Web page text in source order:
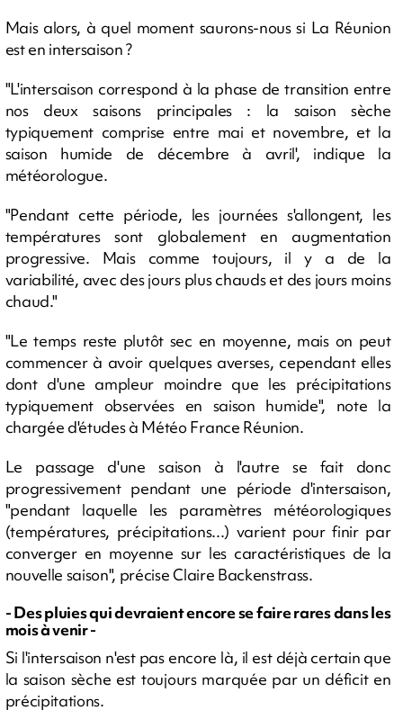
Mais alors, à quel moment saurons-nous si La Réunion
est en intersaison ?
"L'intersaison correspond à la phase de transition entre
nos deux saisons principales : la saison sèche
typiquement comprise entre mai et novembre, et la
saison humide de décembre à avril', indique la
météorologue.
"Pendant cette période, les journées s'allongent, les
températures sont globalement en augmentation
progressive. Mais comme toujours, il y a de la
variabilité, avec des jours plus chauds et des jours moins
chaud."
"Le temps reste plutôt sec en moyenne, mais on peut
commencer à avoir quelques averses, cependant elles
dont d'une ampleur moindre que les précipitations
typiquement observées en saison humide", note la
chargée d'études à Météo France Réunion.
Le passage d'une saison à l'autre se fait donc
progressivement pendant une période d'intersaison,
"pendant laquelle les paramètres météorologiques
(températures, précipitations...) varient pour finir par
converger en moyenne sur les caractéristiques de la
nouvelle saison", précise Claire Backenstrass.
- Des pluies qui devraient encore se faire rares dans les
mois à venir -
Si l'intersaison n'est pas encore là, il est déjà certain que
la saison sèche est toujours marquée par un déficit en
précipitations.